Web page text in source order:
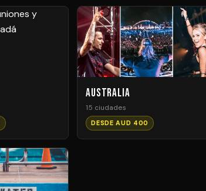
Australia
15 ciudades
DESDE AUD 400